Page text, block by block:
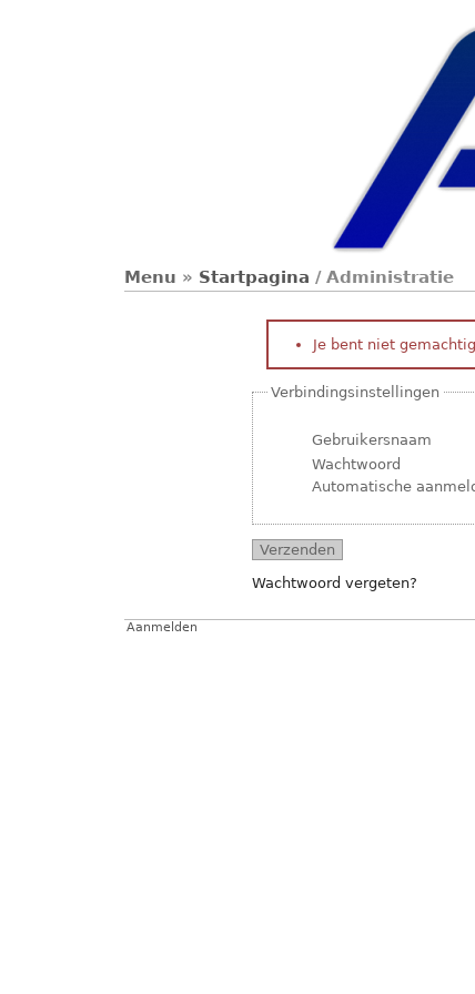
Menu » Startpagina / Administratie
Je bent niet
Verbindingsinstellingen
Gebruikersnaam
Wachtwoord
Automatische
Wachtwoord vergeten?
Aanmelden